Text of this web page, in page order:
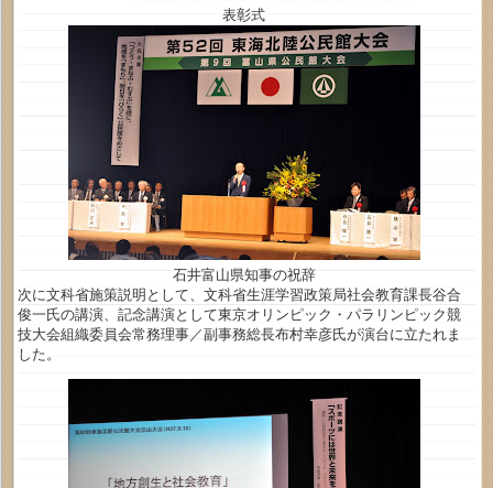
表彰式
石井富山県知事の祝辞
次に文科省施策説明として、文科省生涯学習政策局社会教育課長谷合
俊一氏の講演、記念講演として東京オリンピック・パラリンピック競
技大会組織委員会常務理事／副事務総長布村幸彦氏が演台に立たれま
した。